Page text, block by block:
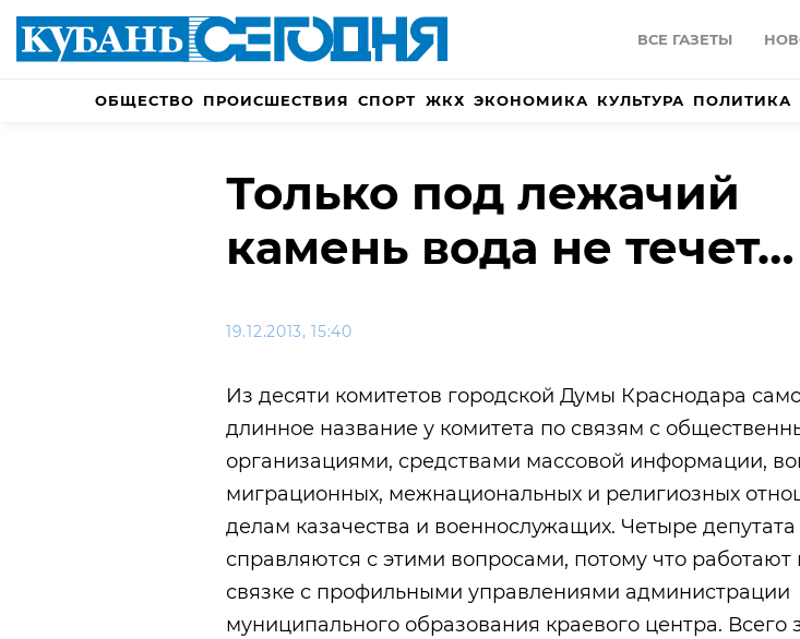
ВСЕ ГАЗЕТЫ
ОБЩЕСТВО ПРОИСШЕСТВИЯ СПОРТ ЖКХ ЭКОНОМИКА КУЛЬТУРА ПОЛИТИКА
Только под лежачий
камень вода не течет…
19.12.2013, 15:40
Из десяти комитетов городской Думы Краснодара
длинное название у комитета по связям с
организациями, средствами массовой информации,
миграционных, межнациональных и религиозных
делам казачества и военнослужащих. Четыре депутата
справляются с этими вопросами, потому что работают
связке с профильными управлениями администрации
муниципального образования краевого центра. Всего